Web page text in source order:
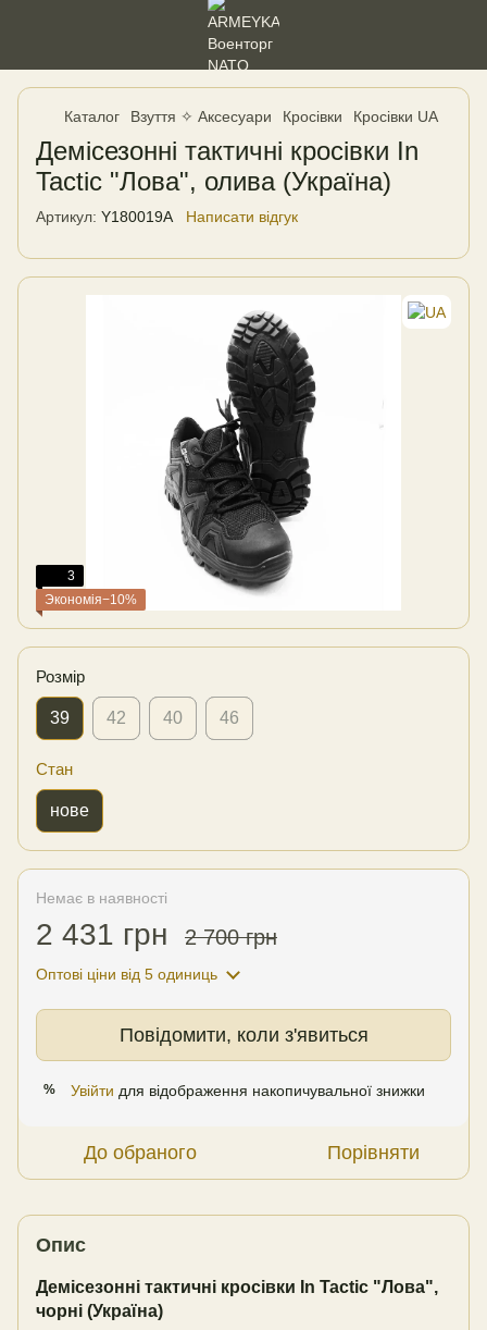
Каталог Взуття ✧ Аксесуари Кросівки Кросівки UA
Демісезонні тактичні кросівки In
Tactic "Лова", олива (Україна)
Артикул: Y180019A Написати відгук
3
Экономія−10%
Розмір
39 42 40 46
Стан
нове
Немає в наявності
2 431 грн 2 700 грн
Оптові ціни від 5 одиниць
Повідомити, коли з'явиться
% Увійти для відображення накопичувальної знижки
До обраного Порівняти
Опис
Демісезонні тактичні кросівки In Tactic "Лова",
чорні (Україна)